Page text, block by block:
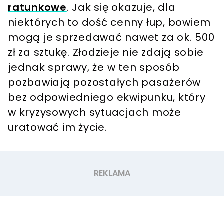
ratunkowe. Jak się okazuje, dla
niektórych to dość cenny łup, bowiem
mogą je sprzedawać nawet za ok. 500
zł za sztukę. Złodzieje nie zdają sobie
jednak sprawy, że w ten sposób
pozbawiają pozostałych pasażerów
bez odpowiedniego ekwipunku, który
w kryzysowych sytuacjach może
uratować im życie.